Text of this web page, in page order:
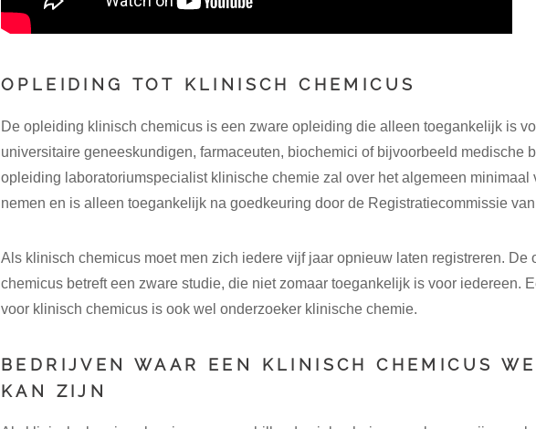
OPLEIDING TOT KLINISCH CHEMICUS
De opleiding klinisch chemicus is een zware opleiding die alleen toegankelijk is
universitaire geneeskundigen, farmaceuten, biochemici of bijvoorbeeld medische
opleiding laboratoriumspecialist klinische chemie zal over het algemeen minimaal
nemen en is alleen toegankelijk na goedkeuring door de Registratiecommissie
Als klinisch chemicus moet men zich iedere vijf jaar opnieuw laten registreren. De
chemicus betreft een zware studie, die niet zomaar toegankelijk is voor iedereen.
voor klinisch chemicus is ook wel onderzoeker klinische chemie.
BEDRIJVEN WAAR EEN KLINISCH CHEMICUS
KAN ZIJN